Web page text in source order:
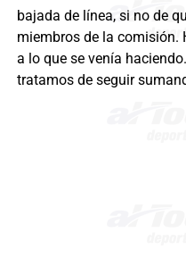
bajada de línea, si no de
miembros de la comisión.
a lo que se venía
tratamos de seguir